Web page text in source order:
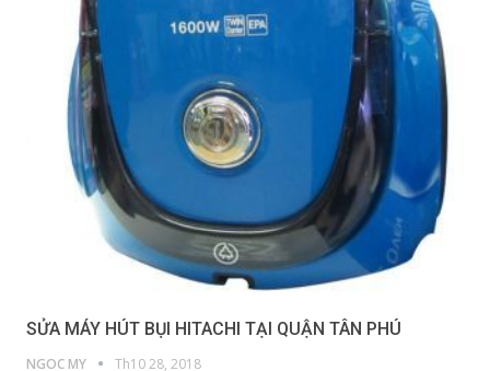
SỬA MÁY HÚT BỤI HITACHI TẠI QUẬN TÂN PHÚ
NGOC MY Th10 28, 2018